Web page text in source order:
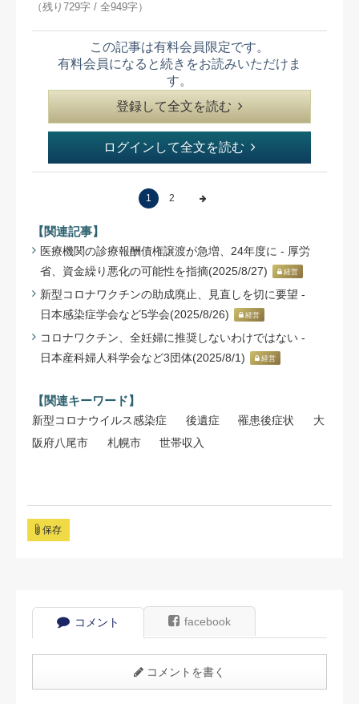
（残り729字 / 全949字）
この記事は有料会員限定です。
有料会員になると続きをお読みいただけま
す。
登録して全文を読む
ログインして全文を読む
1 2
【関連記事】
医療機関の診療報酬債権譲渡が急増、24年度に - 厚労
省、資金繰り悪化の可能性を指摘(2025/8/27)
経営
新型コロナワクチンの助成廃止、見直しを切に要望 -
日本感染症学会など5学会(2025/8/26)
経営
コロナワクチン、全妊婦に推奨しないわけではない -
日本産科婦人科学会など3団体(2025/8/1)
経営
【関連キーワード】
新型コロナウイルス感染症 後遺症 罹患後症状
大
阪府八尾市
札幌市 世帯収入
保存
コメント facebook
コメントを書く